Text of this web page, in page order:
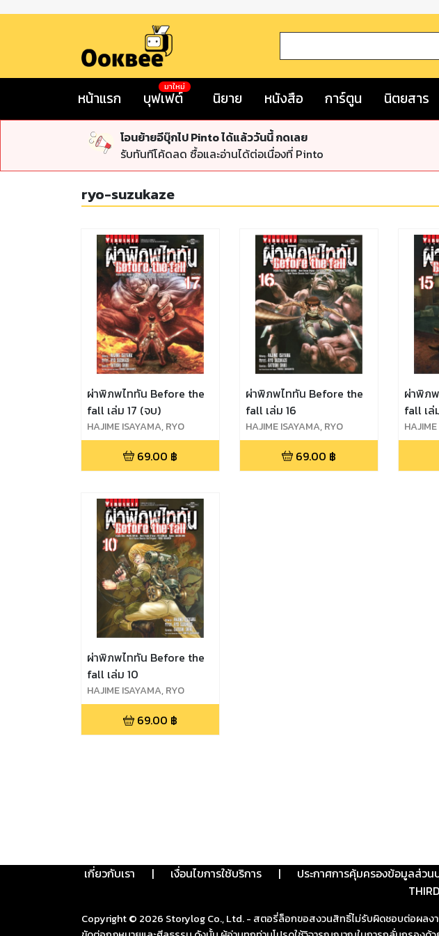
หน้าแรก บุฟเฟต์
มาใหม่
นิยาย หนังสือ การ์ตูน นิตยสาร
โอนย้ายอีบุ๊กไป Pinto ได้แล้ววันนี้ กดเลย
รับทันทีโค้ดลด ซื้อและอ่านได้ต่อเนื่องที่ Pinto
ryo-suzukaze
ผ่าพิภพไททัน Before the
fall เล่ม 17 (จบ)
HAJIME ISAYAMA, RYO
SUZUKAZE, SATOSHI SHIKI
69.00 ฿
ผ่าพิภพไททัน Before the
fall เล่ม 16
HAJIME ISAYAMA, RYO
SUZUKAZE, SATOSHI SHIKI
69.00 ฿
ผ่าพิภ
fall เล่
ผ่าพิภพไททัน Before the
fall เล่ม 10
HAJIME ISAYAMA, RYO
SUZUKAZE, SATOSHI SHIKI
69.00 ฿
เกี่ยวกับเรา | เงื่อนไขการใช้บริการ | ประกาศการคุ้มครองข้อมูลส่วน
Copyright © 2026 Storylog Co., Ltd. - สตอรี่ล็อกขอสงวนสิทธิ์ไม่รับผิดชอบต่อผลง